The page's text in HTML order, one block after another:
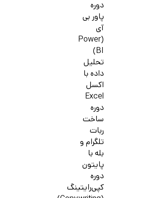
دوره
پاور بی
آی
(Power
BI)
تحلیل
داده با
اکسل
Excel
دوره
ساخت
ربات
تلگرام و
بله با
پایتون
دوره
کپی‌رایتینگ